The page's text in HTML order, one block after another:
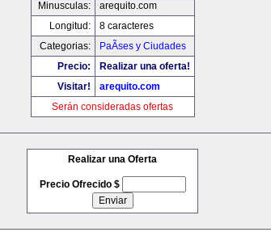
Minusculas:
arequito.com
Longitud:
8 caracteres
Categorias:
PaÃ­ses y Ciudades
Precio:
Realizar una oferta!
Visitar!
arequito.com
Serán consideradas ofertas
Realizar una Oferta
Precio Ofrecido $